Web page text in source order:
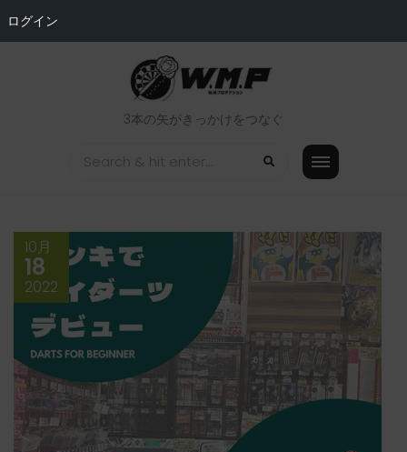
ログイン
3本の矢がきっかけをつなぐ
10月
18
2022